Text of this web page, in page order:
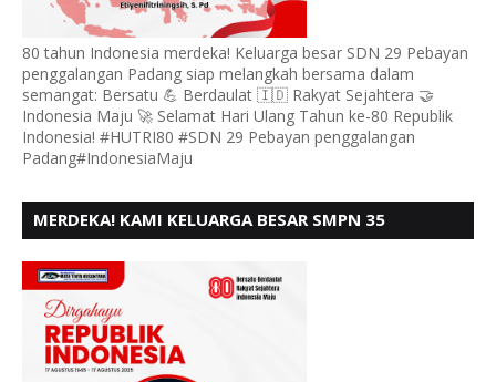
80 tahun Indonesia merdeka! Keluarga besar SDN 29 Pebayan
penggalangan Padang siap melangkah bersama dalam
semangat: Bersatu 💪 Berdaulat 🇮🇩 Rakyat Sejahtera 🤝
Indonesia Maju 🚀 Selamat Hari Ulang Tahun ke-80 Republik
Indonesia! #HUTRI80 #SDN 29 Pebayan penggalangan
Padang#IndonesiaMaju
MERDEKA! KAMI KELUARGA BESAR SMPN 35